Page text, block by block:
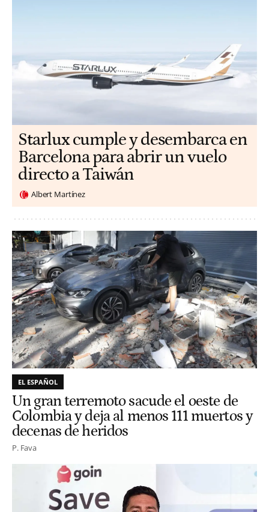
Starlux cumple y desembarca en
Barcelona para abrir un vuelo
directo a Taiwán
Albert Martínez
EL ESPAÑOL
Un gran terremoto sacude el oeste de
Colombia y deja al menos 111 muertos y
decenas de heridos
P. Fava